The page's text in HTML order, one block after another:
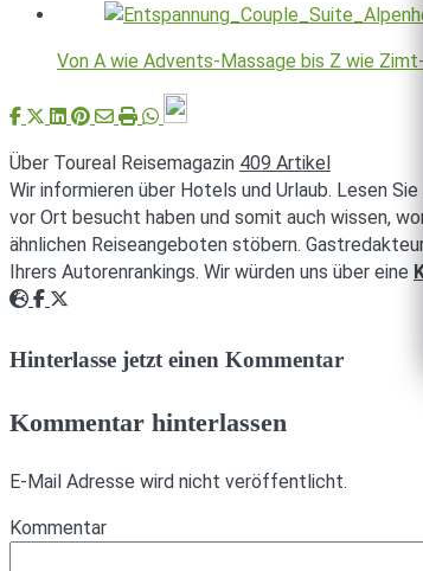
Von A wie Advents-Massage bis Z wie
Über Toureal Reisemagazin 409 Artikel
Wir informieren über Hotels und Urlaub. Lesen
vor Ort besucht haben und somit auch wissen,
ähnlichen Reiseangeboten stöbern.
Ihrers Autorenrankings. Wir würden uns über eine
Webseite
Facebook
Hinterlasse jetzt einen Kommentar
Kommentar hinterlassen
E-Mail Adresse wird nicht veröffentlicht.
Kommentar